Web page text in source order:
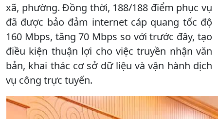
xã, phường. Đồng thời, 188/188 điểm phục vụ
đã được bảo đảm internet cáp quang tốc độ
160 Mbps, tăng 70 Mbps so với trước đây, tạo
điều kiện thuận lợi cho việc truyền nhận văn
bản, khai thác cơ sở dữ liệu và vận hành dịch
vụ công trực tuyến.